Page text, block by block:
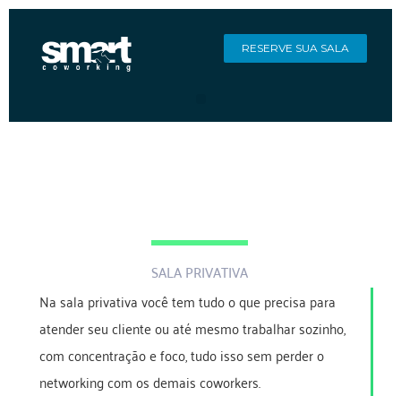
RESERVE SUA SALA
SALA PRIVATIVA
Na sala privativa você tem tudo o que precisa para
atender seu cliente ou até mesmo trabalhar sozinho,
com concentração e foco, tudo isso sem perder o
networking com os demais coworkers.